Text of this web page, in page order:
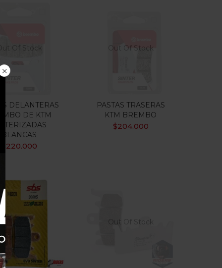
Of Stock
DELANTERAS
DE KTM
BLANCAS
220.000
Out Of Stock
PASTAS TRASERAS
KTM BREMBO
$204.000
Out Of Stock